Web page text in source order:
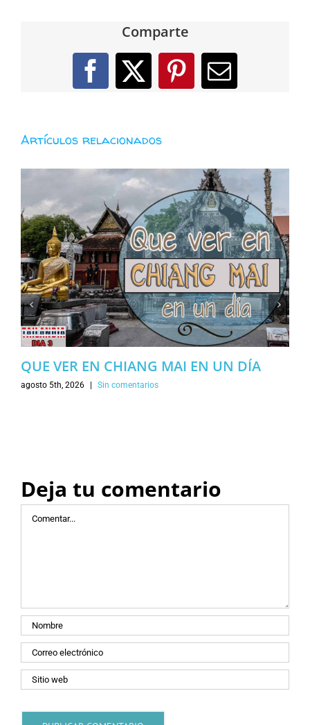
Comparte
Facebook
X PinterestCorreo
Artículos relacionados
QUE VER EN CHIANG MAI EN UN DÍA
agosto 5th, 2026 Sin comentarios
Deja tu comentario
Comentar